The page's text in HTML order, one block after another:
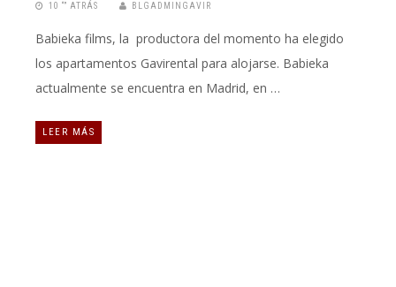
10 “” ATRÁS BLGADMINGAVIR
Babieka films, la productora del momento ha elegido
los apartamentos Gavirental para alojarse. Babieka
actualmente se encuentra en Madrid, en …
LEER MÁS